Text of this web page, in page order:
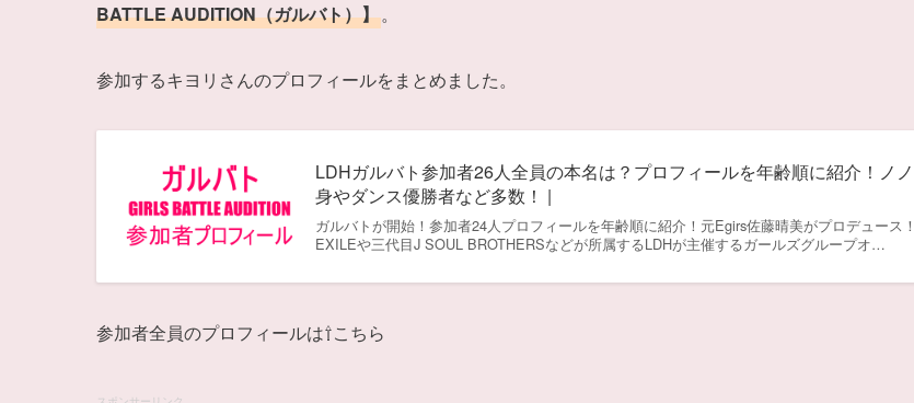
BATTLE AUDITION（ガルバト）】。
参加するキヨリさんのプロフィールをまとめました。
LDHガルバト参加者26人全員の本名は？プロフィールを年齢順に紹介！ノ
身やダンス優勝者など多数！ |
ガルバトが開始！参加者24人プロフィールを年齢順に紹介！元Egirs佐藤晴美がプロデュース！
EXILEや三代目J SOUL BROTHERSなどが所属するLDHが主催するガールズグループオ…
参加者全員のプロフィールは⇧こちら